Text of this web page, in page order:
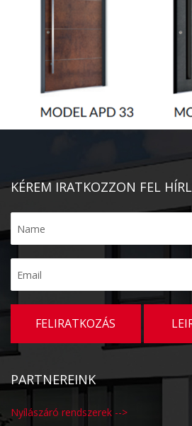
KÉREM IRATKOZZON FEL
PARTNEREINK
Nyílászáró rendszerek -->